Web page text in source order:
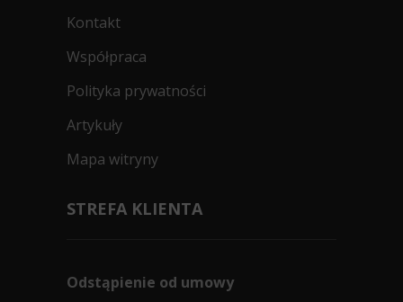
Kontakt
Współpraca
Polityka prywatności
Artykuły
Mapa witryny
STREFA KLIENTA
Odstąpienie od umowy